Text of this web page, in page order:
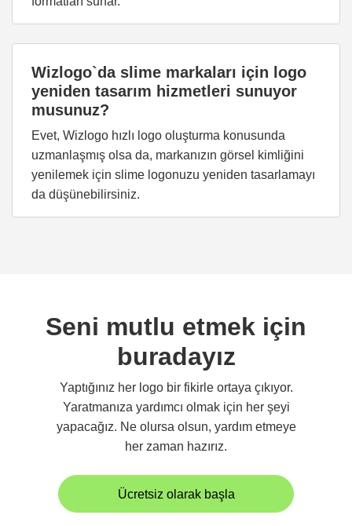
Wizlogo`da slime markaları için logo
yeniden tasarım hizmetleri sunuyor
musunuz?
Evet, Wizlogo hızlı logo oluşturma konusunda
uzmanlaşmış olsa da, markanızın görsel kimliğini
yenilemek için slime logonuzu yeniden tasarlamayı
da düşünebilirsiniz.
Seni mutlu etmek için
buradayız
Yaptığınız her logo bir fikirle ortaya çıkıyor.
Yaratmanıza yardımcı olmak için her şeyi
yapacağız. Ne olursa olsun, yardım etmeye
her zaman hazırız.
Ücretsiz olarak başla